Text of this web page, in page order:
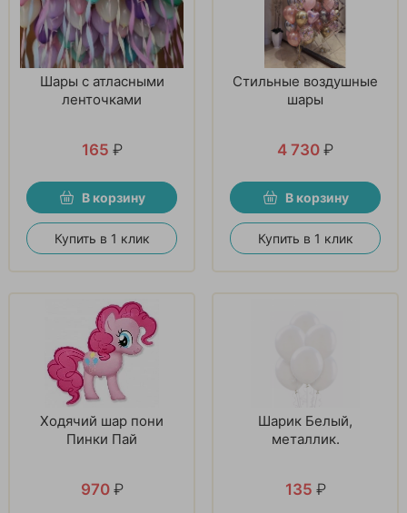
Шары с атласными
ленточками
165 ₽
В корзину
Купить в 1 клик
Стильные воздушные
шары
4 730 ₽
В корзину
Купить в 1 клик
Ходячий шар пони
Пинки Пай
970 ₽
Шарик Белый,
металлик.
135 ₽